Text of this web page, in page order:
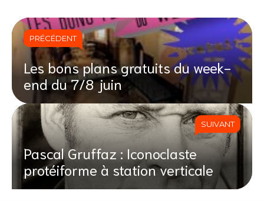
PRÉCÉDENT
Les bons plans gratuits du week-
end du 7/8 juin
SUIVANT
Pascal Gruffaz : Iconoclaste
protéiforme à station verticale